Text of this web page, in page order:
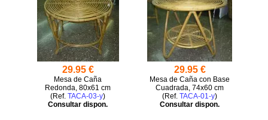
29.95 €
Mesa de Caña
Redonda, 80x61 cm
(
TACA-03-y)
Consultar dispon.
29.95 €
Mesa de Caña con Base
Cuadrada, 74x60 cm
(
TACA-01-y)
Consultar dispon.